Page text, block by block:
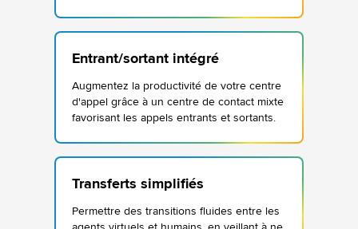
Entrant/sortant intégré
Augmentez la productivité de votre centre
d'appel grâce à un centre de contact mixte
favorisant les appels entrants et sortants.
Transferts simplifiés
Permettre des transitions fluides entre les